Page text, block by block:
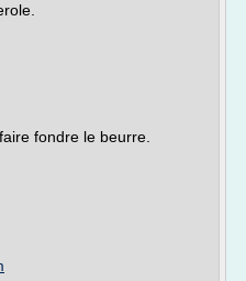
fondre le beurre.